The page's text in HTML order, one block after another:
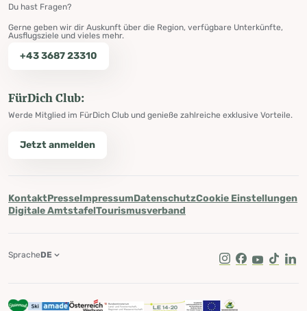
Du hast Fragen?
Gerne geben wir dir Auskunft über die Region, verfügbare Unterkünfte,
Ausflugsziele und vieles mehr.
+43 3687 23310
FürDich Club:
Werde Mitglied im FürDich Club und genieße zahlreiche exklusive Vorteile.
Jetzt anmelden
KontaktPresseImpressumDatenschutzCookie Einstellungen
Digitale AmtstafelTourismusverband
Instagram
Facebook
Youtube
Tik Tok
SpracheDE